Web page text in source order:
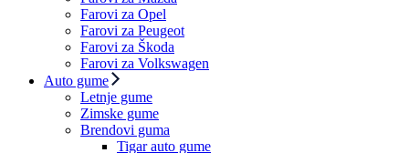
Farovi za Opel
Farovi za Peugeot
Farovi za Škoda
Farovi za Volkswagen
Auto gume
Letnje gume
Zimske gume
Brendovi guma
Tigar auto gume